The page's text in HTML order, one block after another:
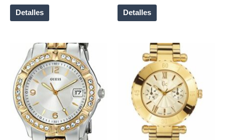
Detalles Detalles